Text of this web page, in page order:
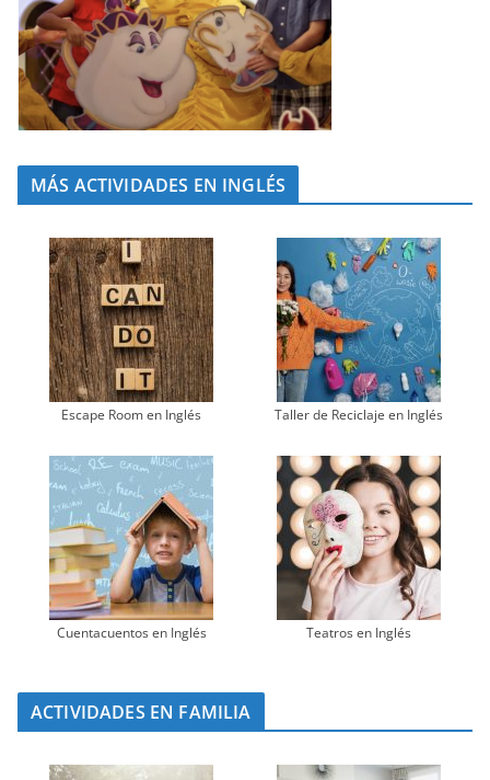
MÁS ACTIVIDADES EN INGLÉS
Escape Room en Inglés Taller de Reciclaje en Inglés
Cuentacuentos en Inglés Teatros en Inglés
ACTIVIDADES EN FAMILIA